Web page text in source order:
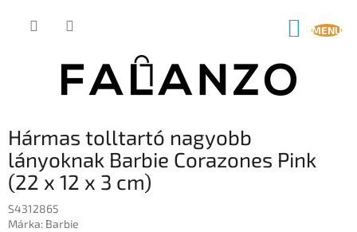
KOSÁR
Hármas tolltartó nagyobb
lányoknak Barbie Corazones Pink
(22 x 12 x 3 cm)
S4312865
Márka: Barbie